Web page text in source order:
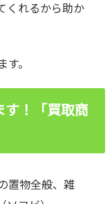
くれるから助か
。
す！「買取商
置物全般、雑